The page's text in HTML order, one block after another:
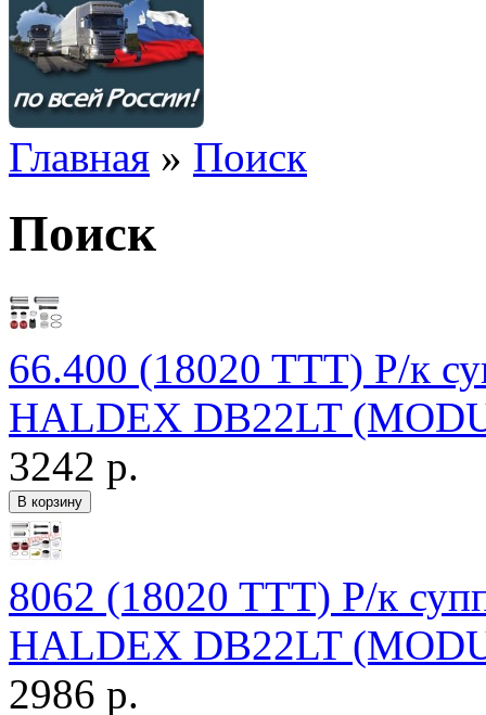
Главная » Поиск
Поиск
66.400 (18020 TTT) Р/к
HALDEX DB22LT
3242 р.
8062 (18020 TTT) Р/к
HALDEX DB22LT
2986 р.